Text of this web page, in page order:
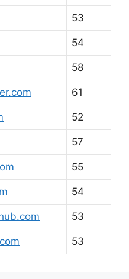
53
54
58
61
52
57
55
54
53
53